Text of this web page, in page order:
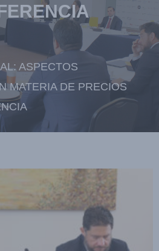
ASPECTOS
MATERIA DE PRECIOS